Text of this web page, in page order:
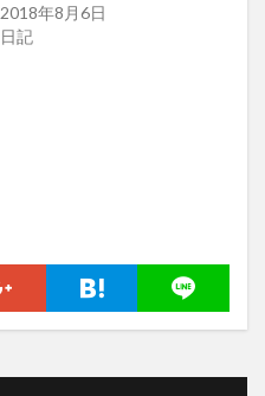
2018年8月6日
日記